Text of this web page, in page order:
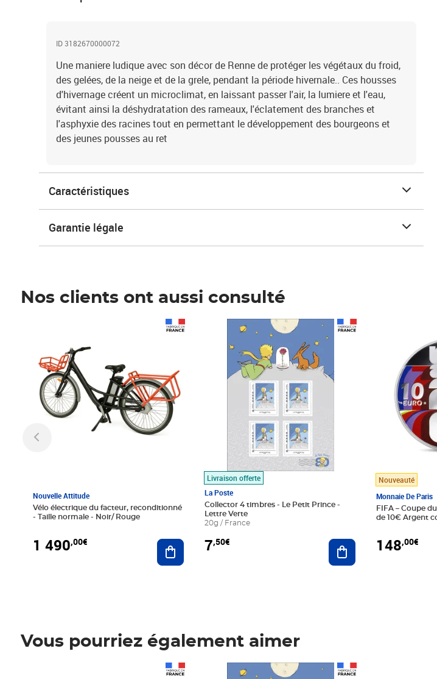
ID 3182670000072
Une maniere ludique avec son décor de Renne de protéger les végétaux du froid,
des gelées, de la neige et de la grele, pendant la période hivernale.. Ces housses
d'hivernage créent un microclimat, en laissant passer l'air, la lumiere et l'eau,
évitant ainsi la déshydratation des rameaux, l'éclatement des branches et
l'asphyxie des racines tout en permettant le développement des bourgeons et
des jeunes pousses au ret
Caractéristiques
Garantie légale
Nos clients ont aussi consulté
Nouvelle Attitude
Vélo électrique du facteur, reconditionné
- Taille normale - Noir/ Rouge
1 490,00€ Ajouter au panier
Livraison offerte
La Poste
Collector 4 timbres - Le Petit Prince -
Lettre Verte
20g / France
7,50€
Prix 7,50€
Ajouter au panier
Nouveauté
Monnaie De Paris
FIFA – Coupe
de 10€ Argent
148,00€
Vous pourriez également aimer
Prix 7,50€